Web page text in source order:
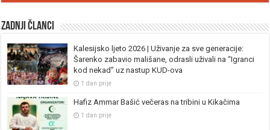
Zadnji članci
Kalesijsko ljeto 2026 | Uživanje za sve generacije:
Šarenko zabavio mališane, odrasli uživali na “Igranci
kod nekad” uz nastup KUD-ova
1 dan prije
Hafiz Ammar Bašić večeras na tribini u Kikačima
1 dan prije